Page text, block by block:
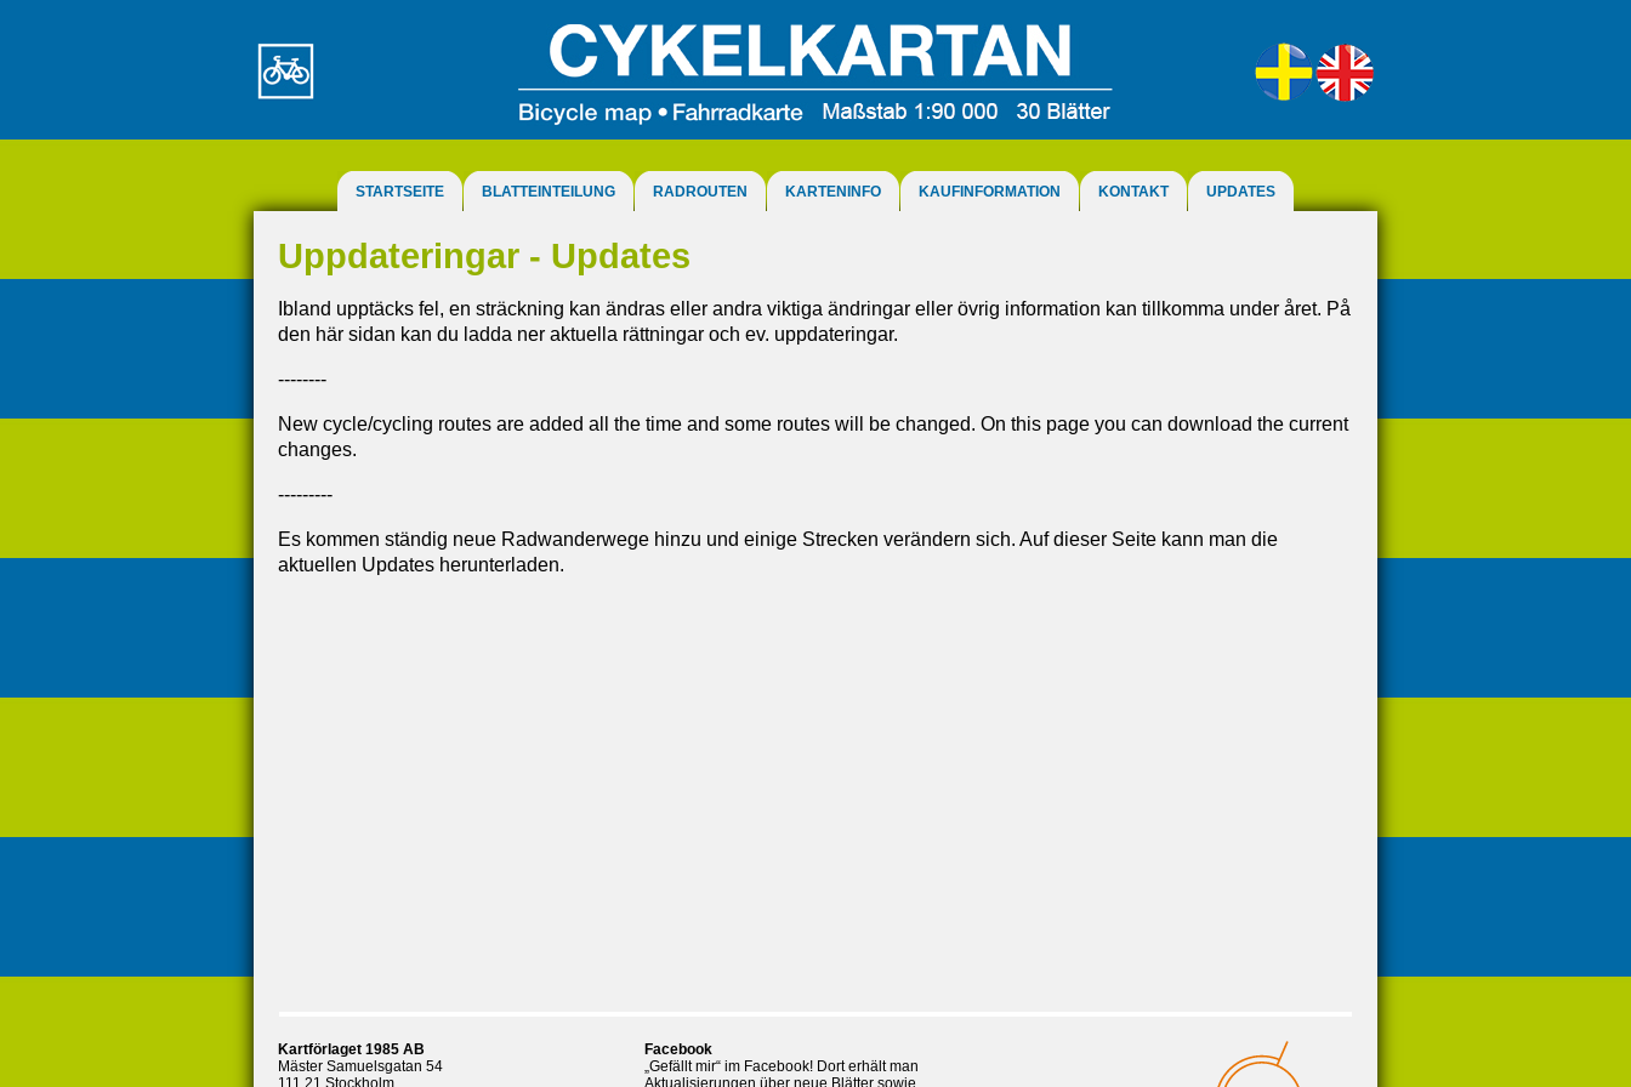
STARTSEITE BLATTEINTEILUNG RADROUTEN KARTENINFO KAUFINFORMATION KONTAKT UPDATES
Uppdateringar - Updates
Ibland upptäcks fel, en sträckning kan ändras eller andra viktiga ändringar eller övrig information kan tillkomma under året. På
den här sidan kan du ladda ner aktuella rättningar och ev. uppdateringar.
--------
New cycle/cycling routes are added all the time and some routes will be changed. On this page you can download the current
changes.
---------
Es kommen ständig neue Radwanderwege hinzu und einige Strecken verändern sich. Auf dieser Seite kann man die
aktuellen Updates herunterladen.
Kartförlaget 1985 AB
Mäster Samuelsgatan 54
111 21 Stockholm
Facebook
„Gefällt mir“ im Facebook! Dort erhält man
Aktualisierungen über neue Blätter sowie